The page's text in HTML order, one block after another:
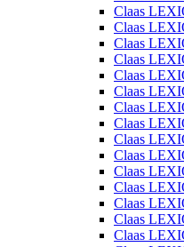
Claas
Claas
Claas
Claas
Claas
Claas
Claas
Claas
Claas
Claas
Claas
Claas
Claas
Claas
Claas